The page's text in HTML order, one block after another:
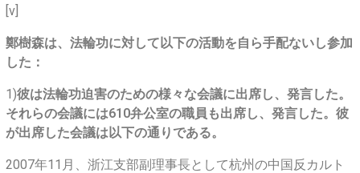
[v]
鄭樹森は、法輪功に対して以下の活動を自ら手配ないし参加
した：
1)彼は法輪功迫害のための様々な会議に出席し、発言した。
それらの会議には610弁公室の職員も出席し、発言した。彼
が出席した会議は以下の通りである。
2007年11月、浙江支部副理事長として杭州の中国反カルト